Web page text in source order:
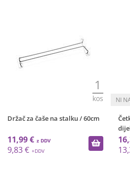
1
kos
Držač za čaše na stalku / 60cm
11,99 €
9,83 €